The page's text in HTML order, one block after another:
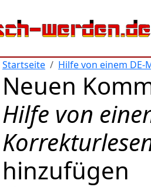
Startseite
Hilfe von einem
Neuen
Hilfe von
hinzufügen